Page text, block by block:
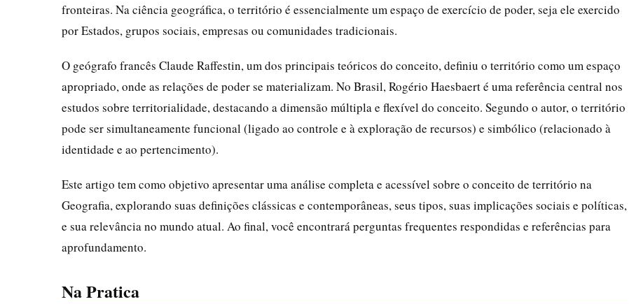
fronteiras. Na ciência geográfica, o território é essencialmente um espaço de exercício de poder, seja ele exercido
por Estados, grupos sociais, empresas ou comunidades tradicionais.
O geógrafo francês Claude Raffestin, um dos principais teóricos do conceito, definiu o território como um espaço
apropriado, onde as relações de poder se materializam. No Brasil, Rogério Haesbaert é uma referência central nos
estudos sobre territorialidade, destacando a dimensão múltipla e flexível do conceito. Segundo o autor, o território
pode ser simultaneamente funcional (ligado ao controle e à exploração de recursos) e simbólico (relacionado à
identidade e ao pertencimento).
Este artigo tem como objetivo apresentar uma análise completa e acessível sobre o conceito de território na
Geografia, explorando suas definições clássicas e contemporâneas, seus tipos, suas implicações sociais e políticas,
e sua relevância no mundo atual. Ao final, você encontrará perguntas frequentes respondidas e referências para
aprofundamento.
Na Pratica